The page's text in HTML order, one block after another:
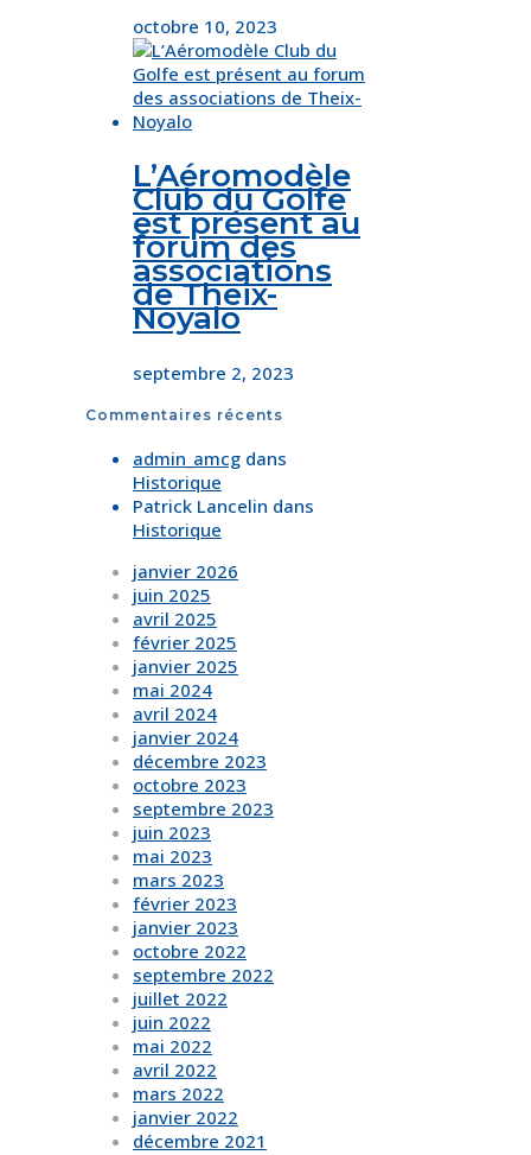
octobre 10, 2023
L’Aéromodèle
Club du Golfe
est présent au
forum des
associations
de Theix-
Noyalo
septembre 2, 2023
Commentaires récents
admin_amcg dans
Historique
Patrick Lancelin dans
Historique
janvier 2026
juin 2025
avril 2025
février 2025
janvier 2025
mai 2024
avril 2024
janvier 2024
décembre 2023
octobre 2023
septembre 2023
juin 2023
mai 2023
mars 2023
février 2023
janvier 2023
octobre 2022
septembre 2022
juillet 2022
juin 2022
mai 2022
avril 2022
mars 2022
janvier 2022
décembre 2021